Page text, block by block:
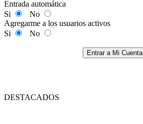
Entrada automática
Si
No
Agregarme a los usuarios activos
Si
No
Entrar a Mi Cuenta
DESTACADOS